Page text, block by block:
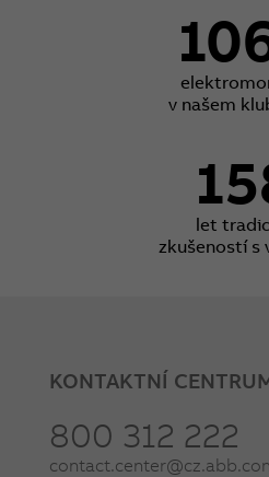
v našem
let
zkušeností s
KONTAKTNÍ
800 312 222